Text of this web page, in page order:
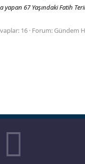
yapan 67 Yaşındaki Fatih
16 Forum: Gündem